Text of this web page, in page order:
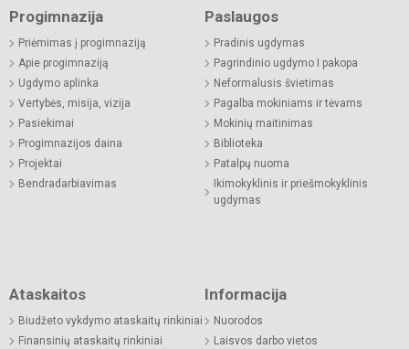
Progimnazija
Priėmimas į progimnaziją
Apie progimnaziją
Ugdymo aplinka
Vertybės, misija, vizija
Pasiekimai
Progimnazijos daina
Projektai
Bendradarbiavimas
Paslaugos
Pradinis ugdymas
Pagrindinio ugdymo I pakopa
Neformalusis švietimas
Pagalba mokiniams ir tėvams
Mokinių maitinimas
Biblioteka
Patalpų nuoma
Ikimokyklinis ir priešmokyklinis
ugdymas
Ataskaitos
Biudžeto vykdymo ataskaitų rinkiniai
Finansinių ataskaitų rinkiniai
Informacija
Nuorodos
Laisvos darbo vietos